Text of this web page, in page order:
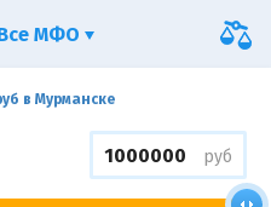
в Мурманске
руб
МФО